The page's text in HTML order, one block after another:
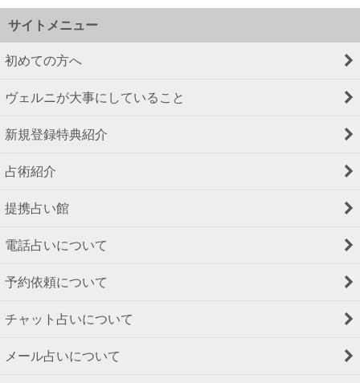
サイトメニュー
初めての方へ
ヴェルニが大事にしていること
新規登録特典紹介
占術紹介
提携占い館
電話占いについて
予約依頼について
チャット占いについて
メール占いについて